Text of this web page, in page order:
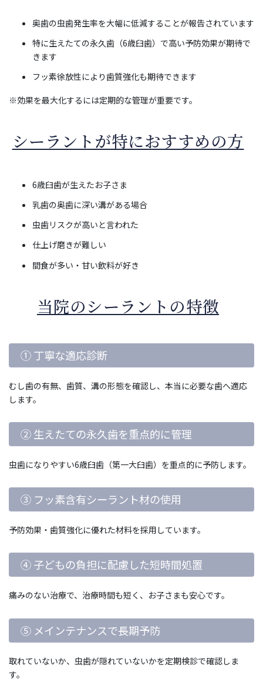
奥歯の虫歯発生率を大幅に低減することが報告されています
特に生えたての永久歯（6歳臼歯）で高い予防効果が期待で
きます
フッ素徐放性により歯質強化も期待できます
※効果を最大化するには定期的な管理が重要です。
シーラントが特におすすめの方
6歳臼歯が生えたお子さま
乳歯の奥歯に深い溝がある場合
虫歯リスクが高いと言われた
仕上げ磨きが難しい
間食が多い・甘い飲料が好き
当院のシーラントの特徴
① 丁寧な適応診断
むし歯の有無、歯質、溝の形態を確認し、本当に必要な歯へ適応
します。
② 生えたての永久歯を重点的に管理
虫歯になりやすい6歳臼歯（第一大臼歯）を重点的に予防します。
③ フッ素含有シーラント材の使用
予防効果・歯質強化に優れた材料を採用しています。
④ 子どもの負担に配慮した短時間処置
痛みのない治療で、治療時間も短く、お子さまも安心です。
⑤ メインテナンスで長期予防
取れていないか、虫歯が隠れていないかを定期検診で確認しま
す。